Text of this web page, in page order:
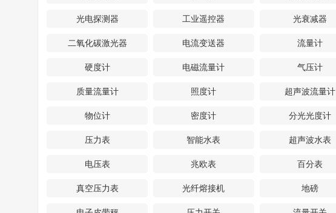
光电探测器 工业遥控器 光衰减器
二氧化碳激光器 电流变送器 流量计
硬度计 电磁流量计 气压计
质量流量计 照度计 超声波流量计
物位计 密度计 分光光度计
压力表 智能水表 超声波水表
电压表 兆欧表 百分表
真空压力表 光纤熔接机 地磅